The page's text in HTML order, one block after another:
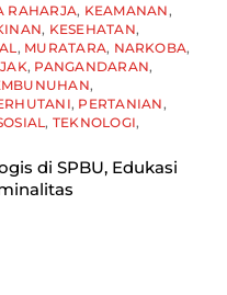
RAHARJA, KEAMANAN ,
, KESEHATAN,
, MURATARA, NARKOBA,
, PANGANDARAN,
,
, PERTANIAN ,
, TEKNOLOGI,
di SPBU, Edukasi